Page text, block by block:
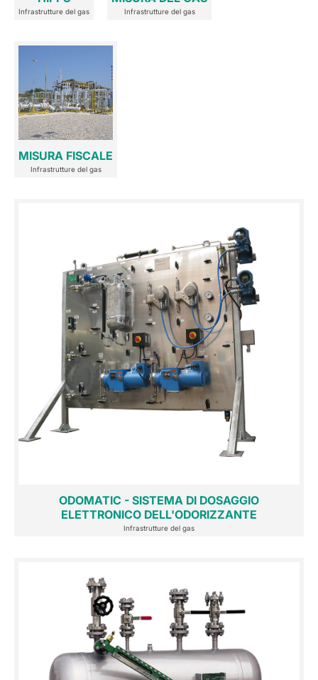
Infrastrutture del gas Infrastrutture del gas
MISURA FISCALE
Infrastrutture del gas
ODOMATIC - SISTEMA DI DOSAGGIO
ELETTRONICO DELL'ODORIZZANTE
Infrastrutture del gas